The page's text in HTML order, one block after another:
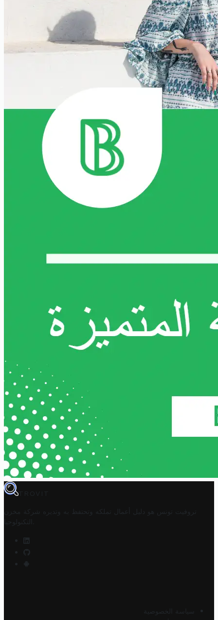
TROVIT
تروفيت تونس هو دليل أعمال تملكه وتحتفظ به وتديره
شركة مخزن
التكنولوجيا
سياسة الخصوصية